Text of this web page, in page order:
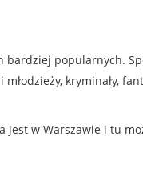
popularnych.
kryminały,
w Warszawie i tu